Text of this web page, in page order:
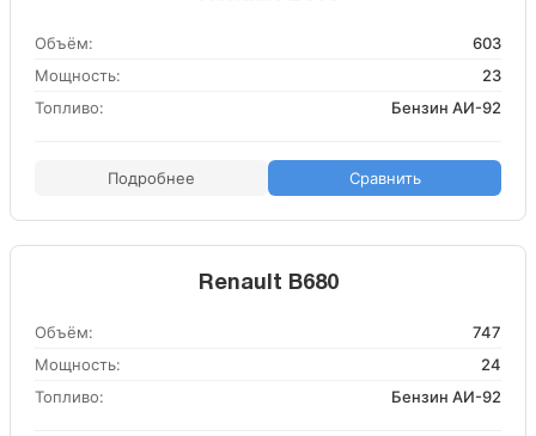
Объём:
603
Мощность:
23
Топливо:
Бензин АИ-92
Подробнее Сравнить
Renault B680
Объём:
747
Мощность:
24
Топливо:
Бензин АИ-92